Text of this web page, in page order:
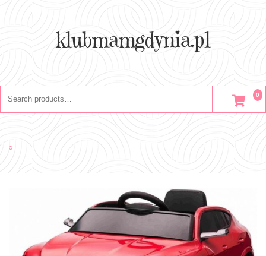
klubmamgdynia.pl
for:
0